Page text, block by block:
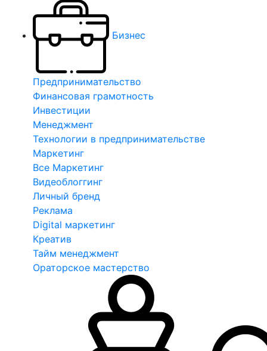
Бизнес
Предпринимательство
Финансовая грамотность
Инвестиции
Менеджмент
Технологии в предпринимательстве
Маркетинг
Все Маркетинг
Видеоблоггинг
Личный бренд
Реклама
Digital маркетинг
Креатив
Тайм менеджмент
Ораторское мастерство